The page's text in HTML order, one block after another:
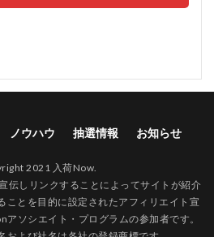
ノウハウ 抽選情報 お知らせ
2021 入荷Now.
伝しリンクすることによってサイトが紹介
ことを目的に設定されたアフィリエイト宣
ソシエイト・プログラムの参加者です。